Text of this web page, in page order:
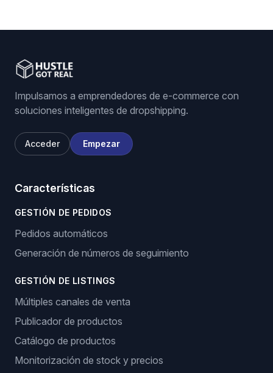
Impulsamos a emprendedores de e-commerce con
soluciones inteligentes de dropshipping.
Acceder Empezar
Características
GESTIÓN DE PEDIDOS
Pedidos automáticos
Generación de números de seguimiento
GESTIÓN DE LISTINGS
Múltiples canales de venta
Publicador de productos
Catálogo de productos
Monitorización de stock y precios